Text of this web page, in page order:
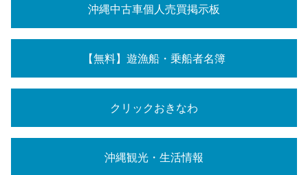
沖縄中古車個人売買掲示板
【無料】遊漁船・乗船者名簿
クリックおきなわ
沖縄観光・生活情報